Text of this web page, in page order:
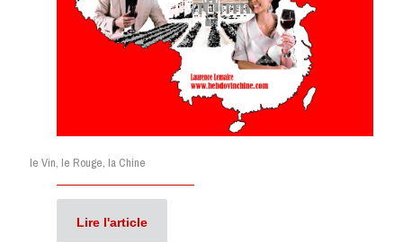
le Vin, le Rouge, la Chine
Lire l'article